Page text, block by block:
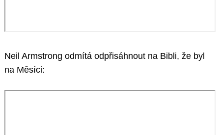
Neil Armstrong odmítá odpřisáhnout na Bibli, že byl
na Měsíci: